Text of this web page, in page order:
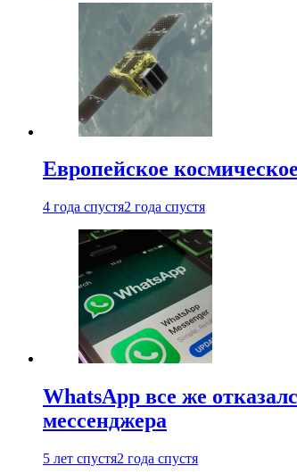
Европейское
4 года спустя2 года спустя
WhatsApp все же
мессенджера
5 лет спустя2 года спустя